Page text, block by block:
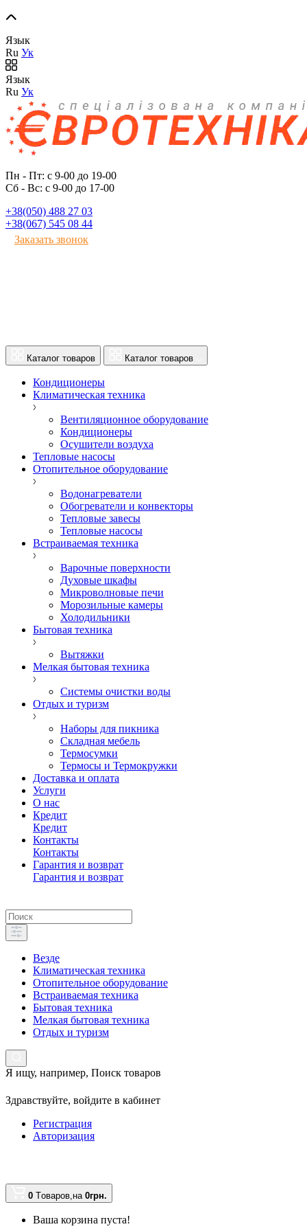
Язык
Ru Ук
Язык
Ru Ук
Пн - Пт: с 9-00 до 19-00
Сб - Вс: с 9-00 до 17-00
+38(050) 488 27 03
+38(067) 545 08 44
Заказать звонок
Каталог товаров Каталог товаров
Кондиционеры
Климатическая техника
Вентиляционное оборудование
Кондиционеры
Осушители воздуха
Тепловые насосы
Отопительное оборудование
Водонагреватели
Обогреватели и конвекторы
Тепловые завесы
Тепловые насосы
Встраиваемая техника
Варочные поверхности
Духовые шкафы
Микроволновые печи
Морозильные камеры
Холодильники
Бытовая техника
Вытяжки
Мелкая бытовая техника
Системы очистки воды
Отдых и туризм
Наборы для пикника
Складная мебель
Термосумки
Термосы и Термокружки
Доставка и оплата
Услуги
О нас
Кредит
Кредит
Контакты
Контакты
Гарантия и возврат
Гарантия и возврат
Везде
Климатическая техника
Отопительное оборудование
Встраиваемая техника
Бытовая техника
Мелкая бытовая техника
Отдых и туризм
Я ищу, например, Поиск товаров
Здравствуйте, войдите в кабинет
Регистрация
Авторизация
0 Tоваров,на 0грн.
Ваша корзина пуста!